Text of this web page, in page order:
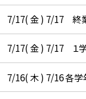
7/17( 金 ) 7/17 終
7/17( 金 ) 7/17 １
7/16( 木 ) 7/16 各学